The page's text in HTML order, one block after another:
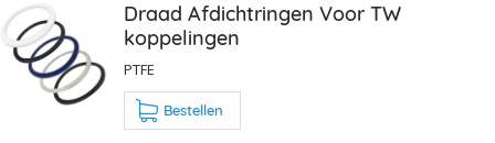
Draad Afdichtringen Voor TW
koppelingen
PTFE
Bestellen